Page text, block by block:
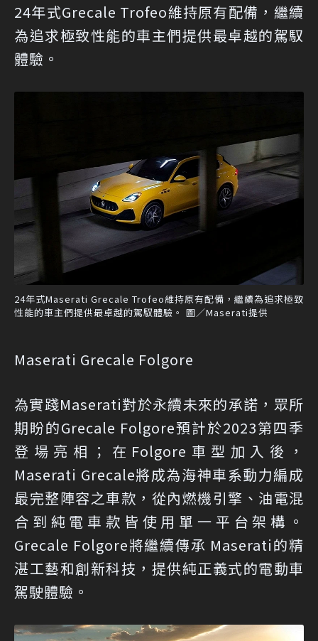
24年式Grecale Trofeo維持原有配備，繼續
為追求極致性能的車主們提供最卓越的駕馭
體驗。
24年式Maserati Grecale Trofeo維持原有配備，繼續為追求極致
性能的車主們提供最卓越的駕馭體驗。 圖／Maserati提供
Maserati Grecale Folgore
為實踐Maserati對於永續未來的承諾，眾所
期盼的Grecale Folgore預計於2023第四季
登場亮相；在Folgore車型加入後，
Maserati Grecale將成為海神車系動力編成
最完整陣容之車款，從內燃機引擎、油電混
合到純電車款皆使用單一平台架構。
Grecale Folgore將繼續傳承 Maserati的精
湛工藝和創新科技，提供純正義式的電動車
駕駛體驗。